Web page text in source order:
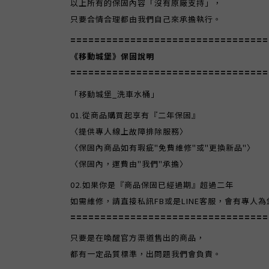
以上所有的保固內容「沒有原廠支持」，
只要合情合理都由我們自己來承擔執行。
=================================
《移動城堡》保固說明
=================================
「移動城堡_洗車水桶」
01.從商品購買起享有『二年保固』
〈提供專人線上故障排除服務〉
〈保固內商品如有瑕疵"免費維修"或"更換新品"〉
〈保固內，運費由"我們"承擔〉
02.如果你是『商品保固已經過期』超過二年
如需維修，請直接私訊FB或是LINE客服，會有專人為
=================================
只要是在喚醒官方渠道售出的商品，
都有一定品質標準，出問題我們會負責。